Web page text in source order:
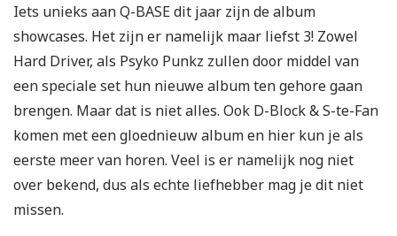
Iets unieks aan Q-BASE dit jaar zijn de album
showcases. Het zijn er namelijk maar liefst 3! Zowel
Hard Driver, als Psyko Punkz zullen door middel van
een speciale set hun nieuwe album ten gehore gaan
brengen. Maar dat is niet alles. Ook D-Block & S-te-Fan
komen met een gloednieuw album en hier kun je als
eerste meer van horen. Veel is er namelijk nog niet
over bekend, dus als echte liefhebber mag je dit niet
missen.